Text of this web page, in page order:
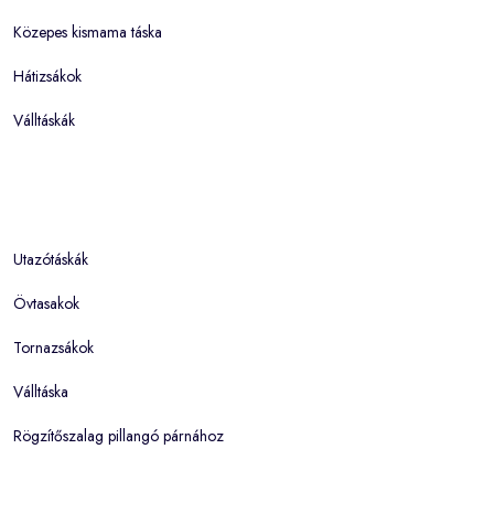
Közepes kismama táska
Hátizsákok
Válltáskák
Utazótáskák
Övtasakok
Tornazsákok
Válltáska
Rögzítőszalag pillangó párnához